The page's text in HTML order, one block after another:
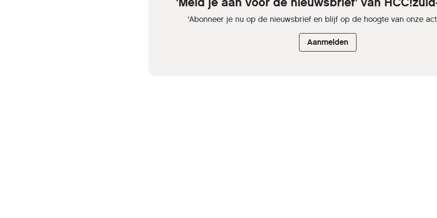
'Abonneer je nu op de nieuwsbrief en blijf op de hoogte van onze
Aanmelden